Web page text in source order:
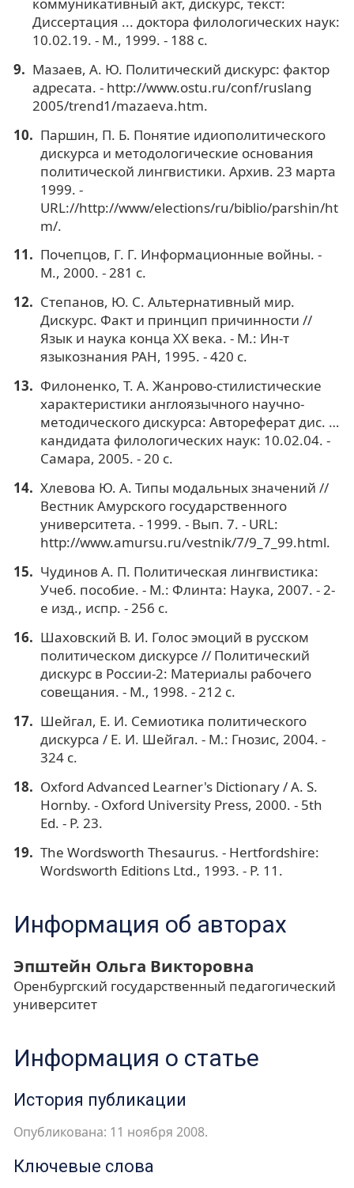
Диссертация ... доктора филологических наук:
10.02.19. - М., 1999. - 188 с.
Мазаев, А. Ю. Политический дискурс: фактор
адресата. - http://www.ostu.ru/conf/ruslang
2005/trend1/mazaeva.htm.
Паршин, П. Б. Понятие идиополитического
дискурса и методологические основания
политической лингвистики. Архив. 23 марта
1999. -
URL://http://www/elections/ru/biblio/parshin/ht
m/.
Почепцов, Г. Г. Информационные войны. -
М., 2000. - 281 с.
Степанов, Ю. С. Альтернативный мир.
Дискурс. Факт и принцип причинности //
Язык и наука конца ХХ века. - М.: Ин-т
языкознания РАН, 1995. - 420 с.
Филоненко, Т. А. Жанрово-стилистические
характеристики англоязычного научно-
методического дискурса: Автореферат дис. …
кандидата филологических наук: 10.02.04. -
Самара, 2005. - 20 с.
Хлевова Ю. А. Типы модальных значений //
Вестник Амурского государственного
университета. - 1999. - Вып. 7. - URL:
http://www.amursu.ru/vestnik/7/9_7_99.html.
Чудинов А. П. Политическая лингвистика:
Учеб. пособие. - М.: Флинта: Наука, 2007. - 2-
е изд., испр. - 256 с.
Шаховский В. И. Голос эмоций в русском
политическом дискурсе // Политический
дискурс в России-2: Материалы рабочего
совещания. - М., 1998. - 212 с.
Шейгал, Е. И. Семиотика политического
дискурса / Е. И. Шейгал. - М.: Гнозис, 2004. -
324 с.
Oxford Advanced Learner's Dictionary / A. S.
Hornby. - Oxford University Press, 2000. - 5th
Ed. - P. 23.
The Wordsworth Thesaurus. - Hertfordshire:
Wordsworth Editions Ltd., 1993. - P. 11.
Информация об авторах
Эпштейн Ольга Викторовна
Оренбургский государственный педагогический
университет
Информация о статье
История публикации
Опубликована: 11 ноября 2008.
Ключевые слова